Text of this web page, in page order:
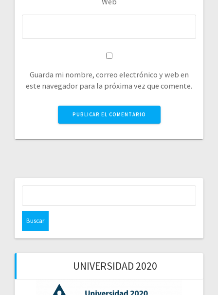
Guarda mi nombre, correo electrónico y web en
este navegador para la próxima vez que comente.
UNIVERSIDAD 2020